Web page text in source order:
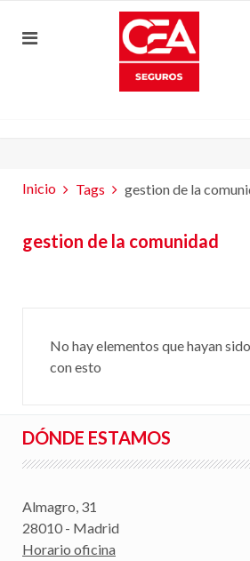
Inicio Tags gestion de la
gestion de la comunidad
No hay elementos que hayan
con esto
DÓNDE ESTAMOS
Almagro, 31
28010 - Madrid
Horario oficina